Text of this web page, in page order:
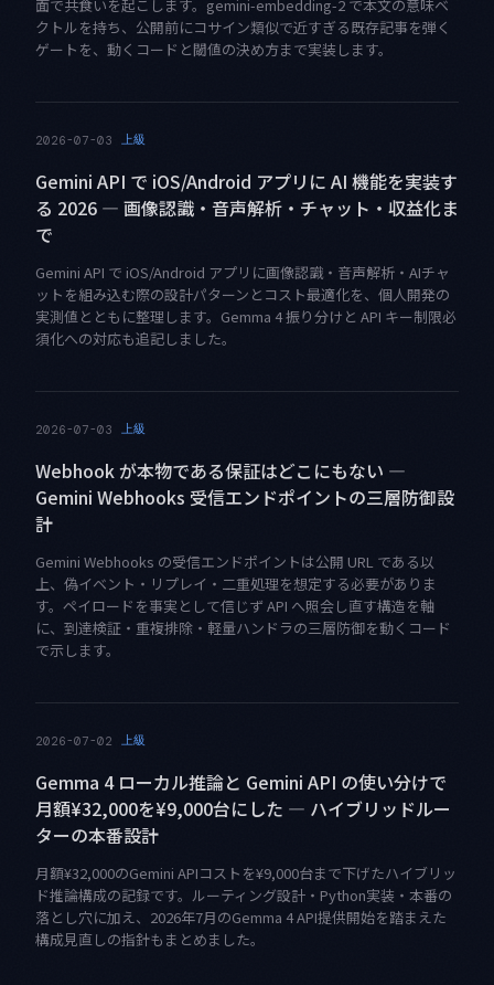
面で共食いを起こします。gemini-embedding-2 で本文の意味ベ
クトルを持ち、公開前にコサイン類似で近すぎる既存記事を弾く
ゲートを、動くコードと閾値の決め方まで実装します。
2026-07-03 上級
Gemini API で iOS/Android アプリに AI 機能を実装す
る 2026 — 画像認識・音声解析・チャット・収益化ま
で
Gemini API で iOS/Android アプリに画像認識・音声解析・AIチャ
ットを組み込む際の設計パターンとコスト最適化を、個人開発の
実測値とともに整理します。Gemma 4 振り分けと API キー制限必
須化への対応も追記しました。
2026-07-03 上級
Webhook が本物である保証はどこにもない —
Gemini Webhooks 受信エンドポイントの三層防御設
計
Gemini Webhooks の受信エンドポイントは公開 URL である以
上、偽イベント・リプレイ・二重処理を想定する必要がありま
す。ペイロードを事実として信じず API へ照会し直す構造を軸
に、到達検証・重複排除・軽量ハンドラの三層防御を動くコード
で示します。
2026-07-02 上級
Gemma 4 ローカル推論と Gemini API の使い分けで
月額¥32,000を¥9,000台にした — ハイブリッドルー
ターの本番設計
月額¥32,000のGemini APIコストを¥9,000台まで下げたハイブリッ
ド推論構成の記録です。ルーティング設計・Python実装・本番の
落とし穴に加え、2026年7月のGemma 4 API提供開始を踏まえた
構成見直しの指針もまとめました。